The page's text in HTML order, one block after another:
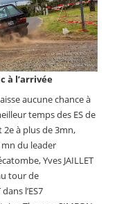
à l’arrivée
aucune chance à
temps des ES de
2e à plus de 3mn,
mn du leader
Yves JAILLET
tour de
l’ES7